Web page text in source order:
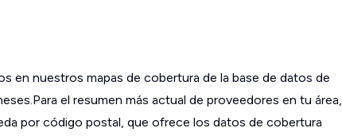
en nuestros mapas de cobertura de la base de datos de
el resumen más actual de proveedores en tu área,
por código postal, que ofrece los datos de cobertura